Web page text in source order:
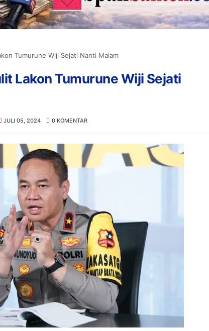
Tumurune Wiji Sejati Nanti Malam
Lakon Tumurune Wiji Sejati
JULI 05, 2024 0 KOMENTAR